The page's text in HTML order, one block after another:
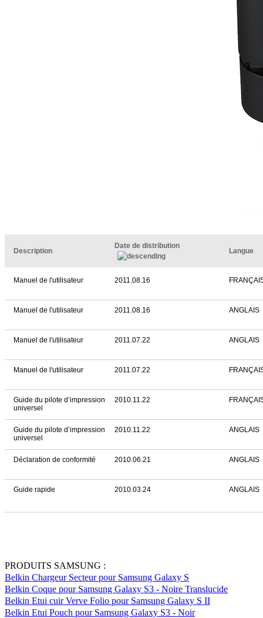
Description
Date de distribution
Langue
Manuel de l'utilisateur 2011.08.16
Manuel de l'utilisateur 2011.08.16 ANGLAIS
Manuel de l'utilisateur 2011.07.22 ANGLAIS
Manuel de l'utilisateur 2011.07.22
Guide du pilote d’impression
universel
2010.11.22
Guide du pilote d’impression
universel
2010.11.22 ANGLAIS
Déclaration de conformité 2010.06.21 ANGLAIS
Guide rapide 2010.03.24 ANGLAIS
PRODUITS SAMSUNG :
Belkin Chargeur Secteur pour Samsung Galaxy S
Belkin Coque pour Samsung Galaxy S3 - Noire Translucide
Belkin Etui cuir Verve Folio pour Samsung Galaxy S II
Belkin Etui Pouch pour Samsung Galaxy S3 - Noir